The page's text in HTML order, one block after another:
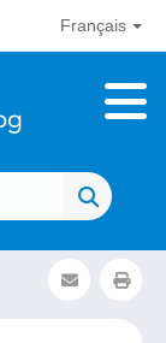
Français